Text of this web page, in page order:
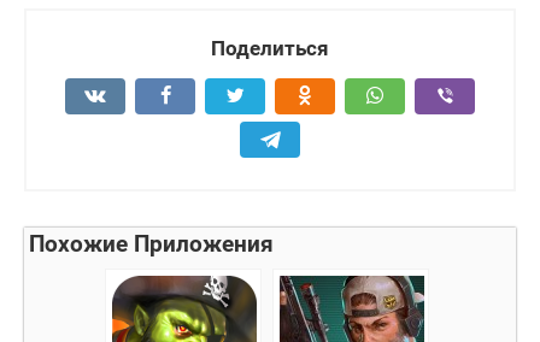
Поделиться
Похожие Приложения